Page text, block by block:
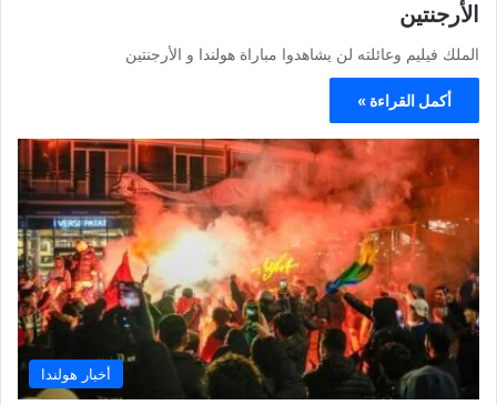
الأرجنتين
الملك فيليم وعائلته لن يشاهدوا مباراة هولندا و الأرجنتين
أكمل القراءة »
أخبار هولندا